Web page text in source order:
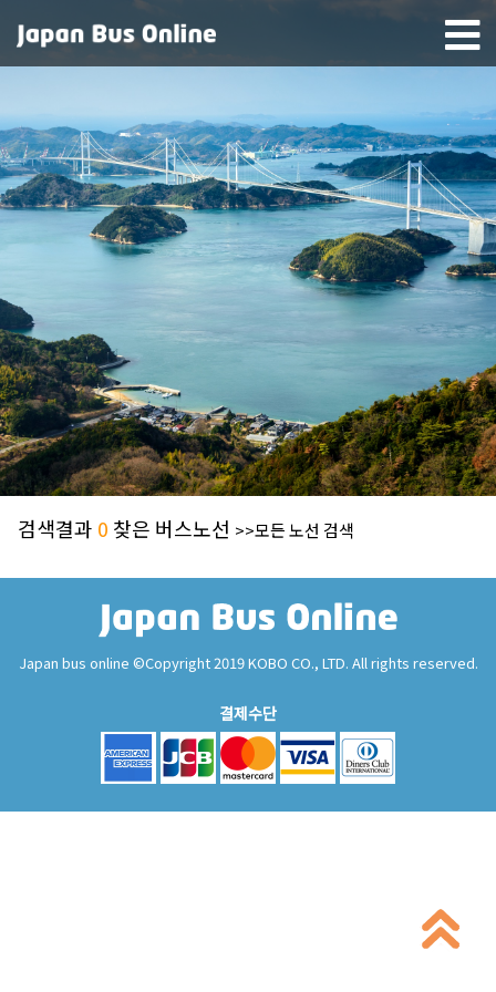
검색결과 0 찾은 버스노선 >>모든 노선 검색
Japan bus online ©Copyright 2019 KOBO CO., LTD. All rights reserved.
결제수단